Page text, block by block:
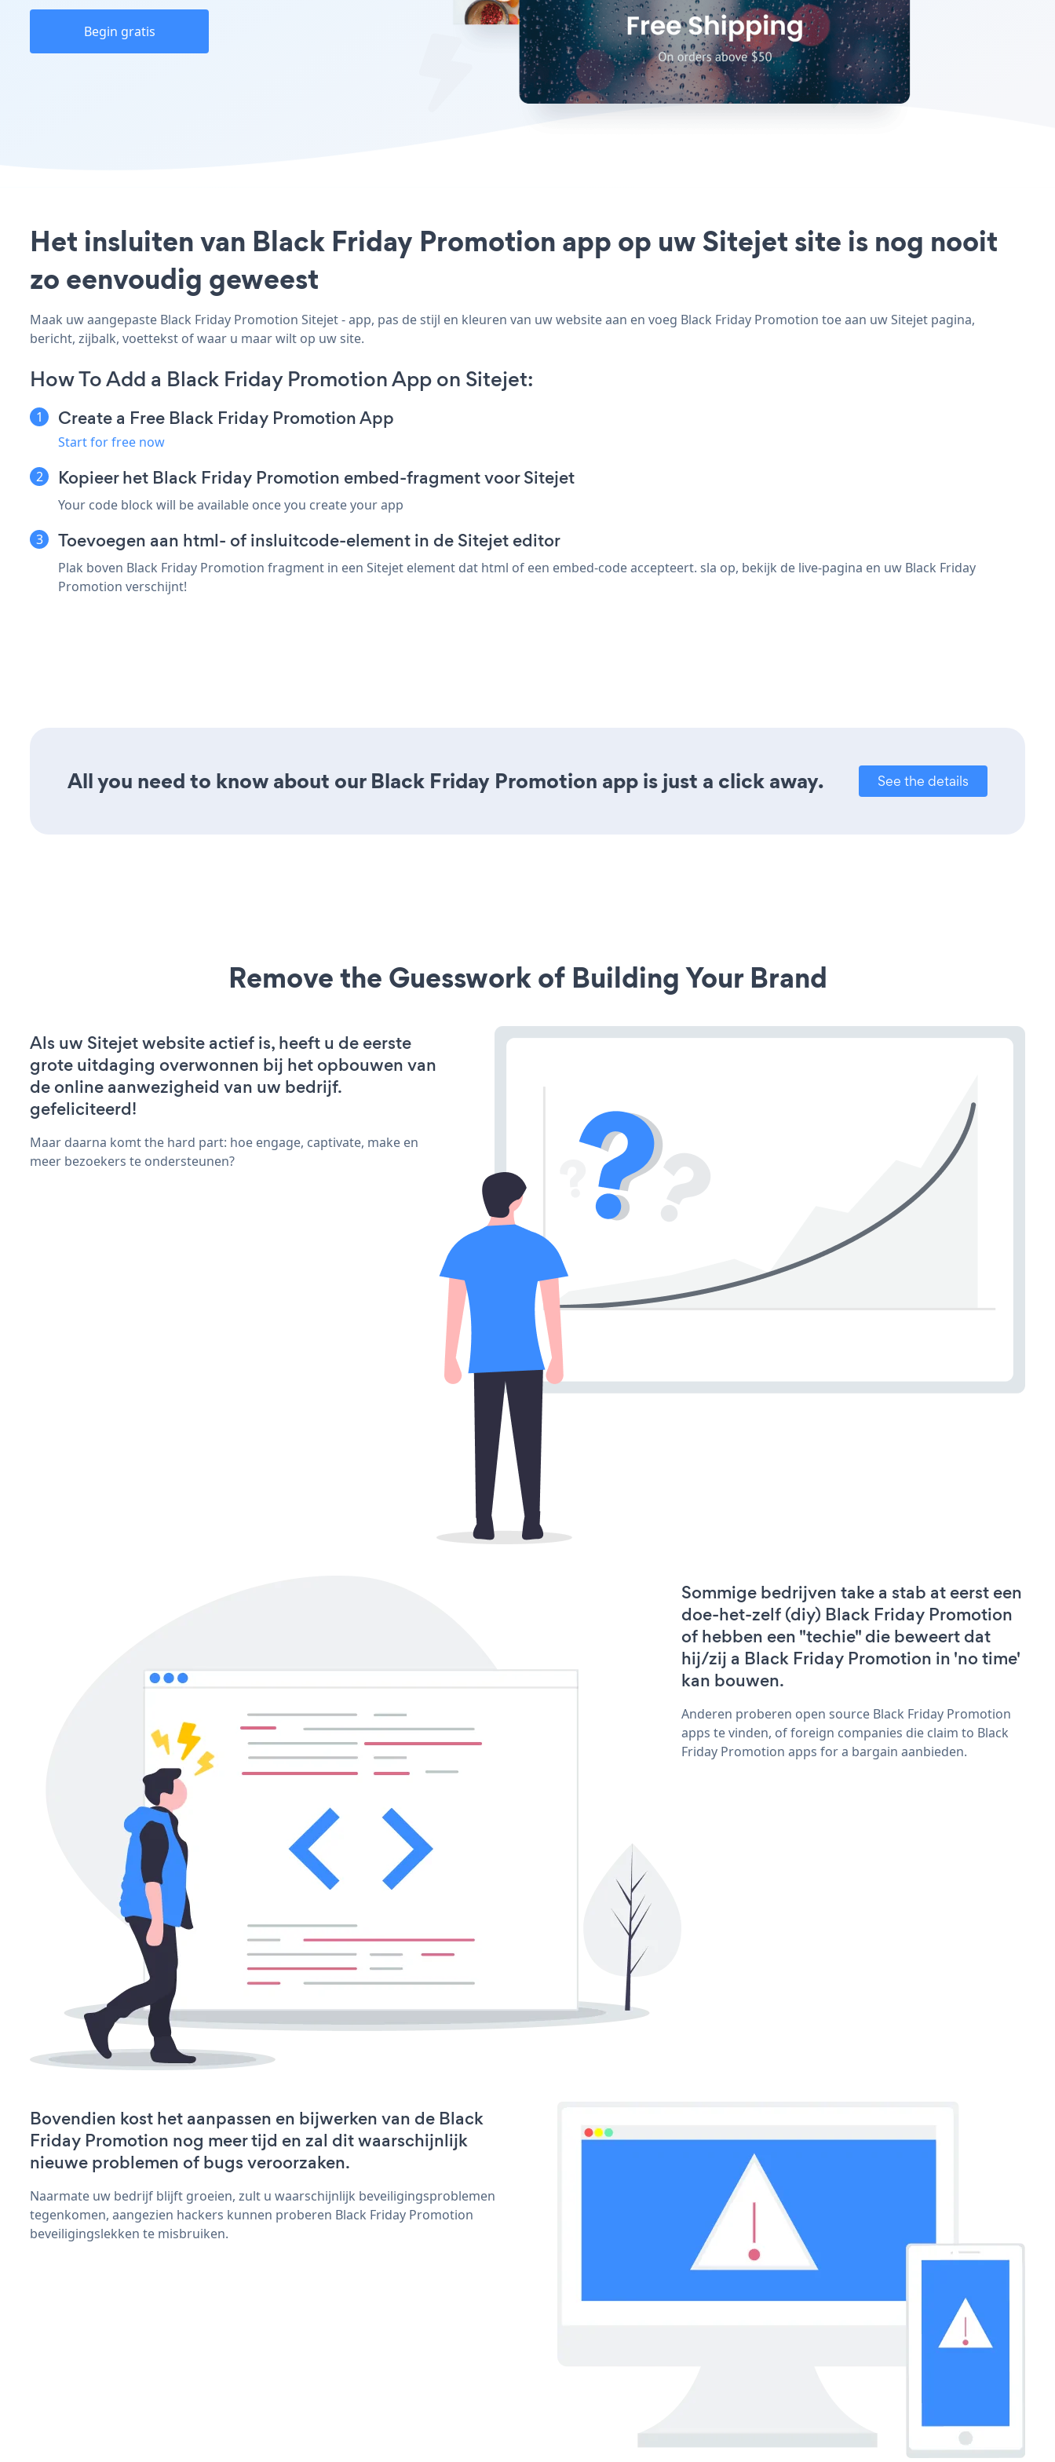
Begin gratis
Het insluiten van Black Friday Promotion app op uw Sitejet site is nog nooit
zo eenvoudig geweest
Maak uw aangepaste Black Friday Promotion Sitejet - app, pas de stijl en kleuren van uw website aan en voeg Black Friday Promotion toe aan uw Sitejet pagina,
bericht, zijbalk, voettekst of waar u maar wilt op uw site.
How To Add a Black Friday Promotion App on Sitejet:
Create a Free Black Friday Promotion App
Start for free now
Kopieer het Black Friday Promotion embed-fragment voor Sitejet
Your code block will be available once you create your app
Toevoegen aan html- of insluitcode-element in de Sitejet editor
Plak boven Black Friday Promotion fragment in een Sitejet element dat html of een embed-code accepteert. sla op, bekijk de live-pagina en uw Black Friday
Promotion verschijnt!
All you need to know about our Black Friday Promotion app is just a click away. See the details
Remove the Guesswork of Building Your Brand
Als uw Sitejet website actief is, heeft u de eerste
grote uitdaging overwonnen bij het opbouwen van
de online aanwezigheid van uw bedrijf.
gefeliciteerd!
Maar daarna komt the hard part: hoe engage, captivate, make en
meer bezoekers te ondersteunen?
Sommige bedrijven take a stab at eerst een
doe-het-zelf (diy) Black Friday Promotion
of hebben een "techie" die beweert dat
hij/zij a Black Friday Promotion in 'no time'
kan bouwen.
Anderen proberen open source Black Friday Promotion
apps te vinden, of foreign companies die claim to Black
Friday Promotion apps for a bargain aanbieden.
Bovendien kost het aanpassen en bijwerken van de Black
Friday Promotion nog meer tijd en zal dit waarschijnlijk
nieuwe problemen of bugs veroorzaken.
Naarmate uw bedrijf blijft groeien, zult u waarschijnlijk beveiligingsproblemen
tegenkomen, aangezien hackers kunnen proberen Black Friday Promotion
beveiligingslekken te misbruiken.